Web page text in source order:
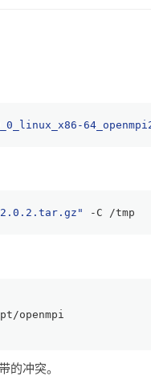
2.0.2.tar.gz" -C /tmp
openmpi
的冲突。